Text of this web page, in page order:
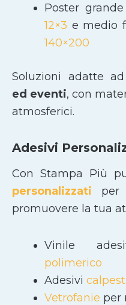
Poster
12×3 e medio
140×200
Soluzioni adatte ad
ed eventi, con
atmosferici.
Adesivi
Con Stampa Più
personalizzati per
promuovere la tua
Vinile
polimerico
Adesivi
Vetrofanie per